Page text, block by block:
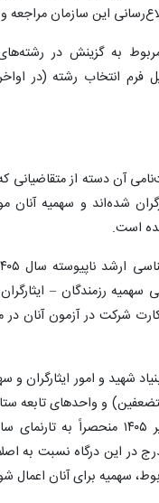
این سازمان مراجعه و
به گزینش در
آن دسته از متقاضیانی
شده‌اند و سهمیه آنان
است.
سهمیه رزمندگان –
شرکت در آزمون آنان در
شهید و امور ایثارگران و
و واحدهای تابعه
مغایرت لازم است از تاریخ ۲۲ تیر تا
در این درگاه نسبت به
سهمیه برای آنان اعمال